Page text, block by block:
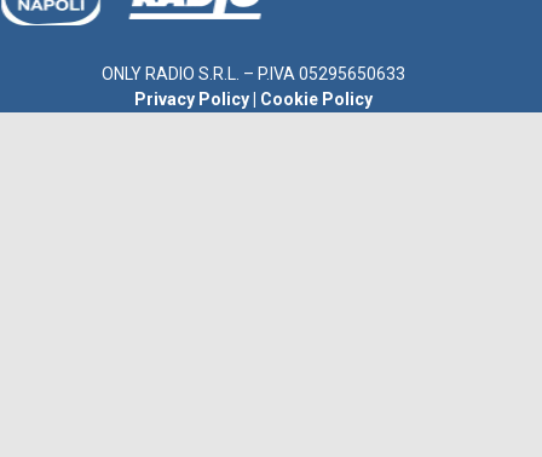
ONLY RADIO S.R.L. – P.IVA 05295650633
Privacy Policy
Cookie Policy